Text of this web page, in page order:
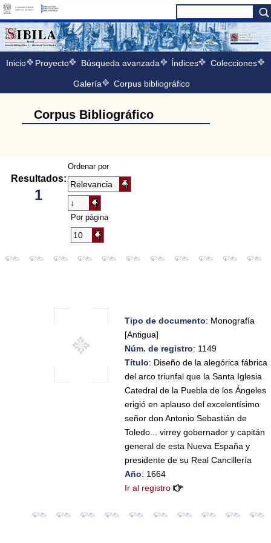
Inicio Proyecto Búsqueda avanzada Índices Colecciones
Galería Corpus bibliográfico
Corpus Bibliográfico
Resultados:
1
Ordenar por
Por página
Tipo de documento: Monografía
[Antigua]
Núm. de registro: 1149
Título: Diseño de la alegórica fábrica
del arco triunfal que la Santa Iglesia
Catedral de la Puebla de los Ángeles
erigió en aplauso del excelentísimo
señor don Antonio Sebastián de
Toledo... virrey gobernador y capitán
general de esta Nueva España y
presidente de su Real Cancillería
Año: 1664
Ir al registro